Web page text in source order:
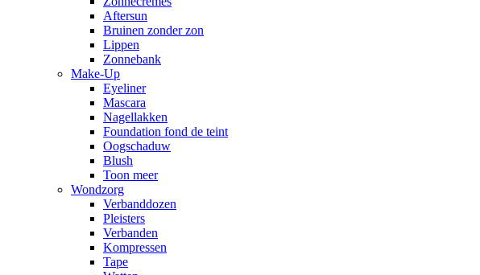
Aftersun
Bruinen zonder zon
Lippen
Zonnebank
Make-Up
Eyeliner
Mascara
Nagellakken
Foundation fond de teint
Oogschaduw
Blush
Toon meer
Wondzorg
Verbanddozen
Pleisters
Verbanden
Kompressen
Tape